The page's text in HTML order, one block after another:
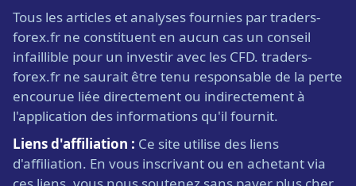
Tous les articles et analyses fournies par traders-
forex.fr ne constituent en aucun cas un conseil
infaillible pour un investir avec les CFD. traders-
forex.fr ne saurait être tenu responsable de la perte
encourue liée directement ou indirectement à
l'application des informations qu'il fournit.
Liens d'affiliation : Ce site utilise des liens
d'affiliation. En vous inscrivant ou en achetant via